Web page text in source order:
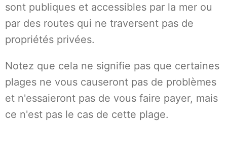
sont publiques et accessibles par la mer ou
par des routes qui ne traversent pas de
propriétés privées.
Notez que cela ne signifie pas que certaines
plages ne vous causeront pas de problèmes
et n'essaieront pas de vous faire payer, mais
ce n'est pas le cas de cette plage.